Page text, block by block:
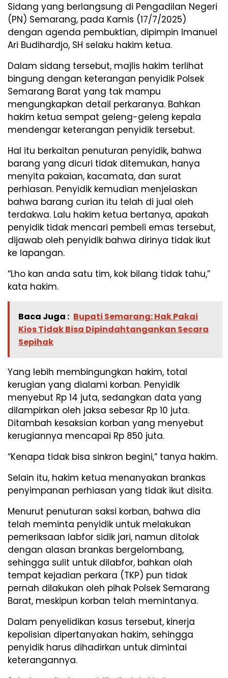
Sidang yang berlangsung di Pengadilan Negeri
(PN) Semarang, pada Kamis (17/7/2025)
dengan agenda pembuktian, dipimpin Imanuel
Ari Budihardjo, SH selaku hakim ketua.
Dalam sidang tersebut, majlis hakim terlihat
bingung dengan keterangan penyidik Polsek
Semarang Barat yang tak mampu
mengungkapkan detail perkaranya. Bahkan
hakim ketua sempat geleng-geleng kepala
mendengar keterangan penyidik tersebut.
Hal itu berkaitan penuturan penyidik, bahwa
barang yang dicuri tidak ditemukan, hanya
menyita pakaian, kacamata, dan surat
perhiasan. Penyidik kemudian menjelaskan
bahwa barang curian itu telah di jual oleh
terdakwa. Lalu hakim ketua bertanya, apakah
penyidik tidak mencari pembeli emas tersebut,
dijawab oleh penyidik bahwa dirinya tidak ikut
ke lapangan.
“Lho kan anda satu tim, kok bilang tidak tahu,”
kata hakim.
Baca Juga : Bupati Semarang: Hak Pakai
Kios Tidak Bisa Dipindahtangankan Secara
Sepihak
Yang lebih membingungkan hakim, total
kerugian yang dialami korban. Penyidik
menyebut Rp 14 juta, sedangkan data yang
dilampirkan oleh jaksa sebesar Rp 10 juta.
Ditambah kesaksian korban yang menyebut
kerugiannya mencapai Rp 850 juta.
“Kenapa tidak bisa sinkron begini,” tanya hakim.
Selain itu, hakim ketua menanyakan brankas
penyimpanan perhiasan yang tidak ikut disita.
Menurut penuturan saksi korban, bahwa dia
telah meminta penyidik untuk melakukan
pemeriksaan labfor sidik jari, namun ditolak
dengan alasan brankas bergelombang,
sehingga sulit untuk dilabfor, bahkan olah
tempat kejadian perkara (TKP) pun tidak
pernah dilakukan oleh pihak Polsek Semarang
Barat, meskipun korban telah memintanya.
Dalam penyelidikan kasus tersebut, kinerja
kepolisian dipertanyakan hakim, sehingga
penyidik harus dihadirkan untuk dimintai
keterangannya.